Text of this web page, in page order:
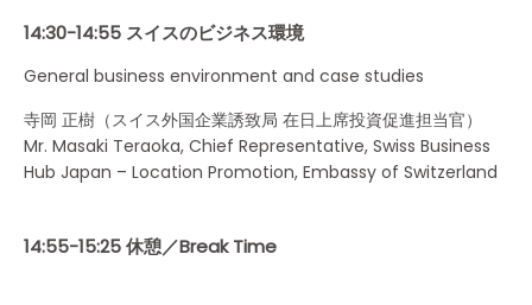
14:30-14:55 スイスのビジネス環境
General business environment and case studies
寺岡 正樹（スイス外国企業誘致局 在日上席投資促進担当官）
Mr. Masaki Teraoka, Chief Representative, Swiss Business
Hub Japan – Location Promotion, Embassy of Switzerland
14:55-15:25 休憩／Break Time